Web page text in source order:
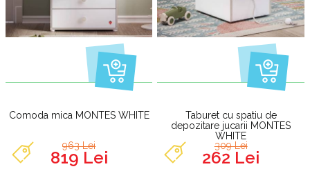
Comoda mica MONTES WHITE
963 Lei
819 Lei
Taburet cu spatiu de
depozitare jucarii MONTES
WHITE
309 Lei
262 Lei